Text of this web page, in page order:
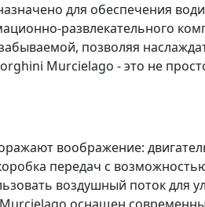
для обеспечения
развлекательного
позволяя
Murcielago - это не
воображение:
передач с
воздушный поток для